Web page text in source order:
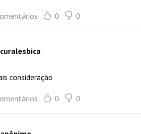
0 0
curalesbica
consideração
0 0